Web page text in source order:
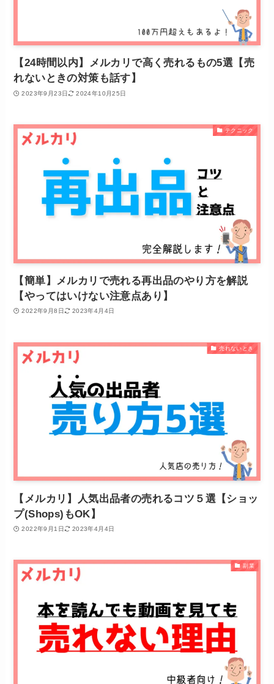
【24時間以内】メルカリで高く売れるもの5選【売
れないときの対策も話す】
2023年9月23日 2024年10月25日
テクニック
【簡単】メルカリで売れる再出品のやり方を解説
【やってはいけない注意点あり】
2022年9月8日 2023年4月4日
売れないとき
【メルカリ】人気出品者の売れるコツ５選【ショッ
プ(Shops)もOK】
2022年9月1日 2023年4月4日
副業